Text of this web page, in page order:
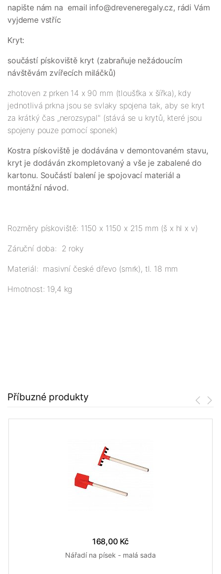
napište nám na email info@dreveneregaly.cz, rádi Vám
vyjdeme vstříc
Kryt:
součástí pískoviště kryt (zabraňuje nežádoucím
návštěvám zvířecích miláčků)
zhotoven z prken 14 x 90 mm (tloušťka x šířka), kdy
jednotlivá prkna jsou se svlaky spojena tak, aby se kryt
za krátký čas „nerozsypal" (stává se u krytů, které jsou
spojeny pouze pomocí sponek)
Kostra pískoviště je dodávána v demontovaném stavu,
kryt je dodáván zkompletovaný a vše je zabalené do
kartonu. Součástí balení je spojovací materiál a
montážní návod.
Rozměry pískoviště: 1150 x 1150 x 215 mm (š x hl x v)
Záruční doba: 2 roky
Materiál: masivní české dřevo (smrk), tl. 18 mm
Hmotnost: 19,4 kg
Příbuzné produkty
168,00 Kč
Nářadí na písek - malá sada